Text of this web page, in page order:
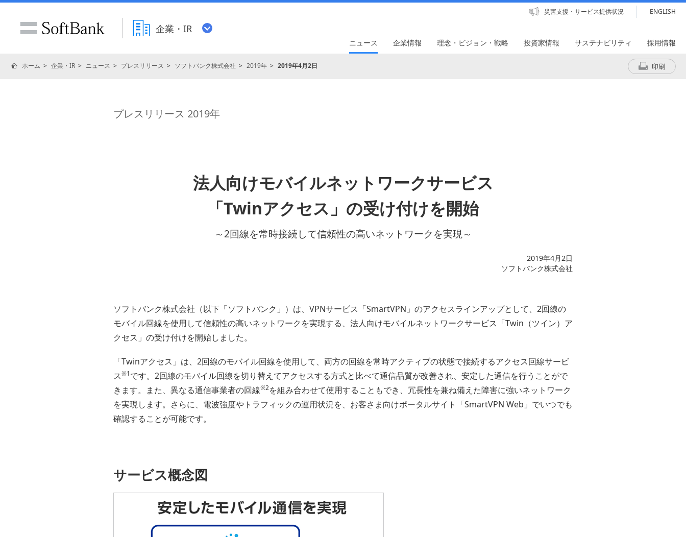
企業・IR
災害支援・サービス提供状況 ENGLISH
ニュース 企業情報 理念・ビジョン・戦略 投資家情報 サステナビリティ 採用情報
ホーム 企業・IR ニュース プレスリリース ソフトバンク株式会社 2019年 2019年4月2日 印刷
プレスリリース 2019年
法人向けモバイルネットワークサービス
「Twinアクセス」の受け付けを開始
～2回線を常時接続して信頼性の高いネットワークを実現～
2019年4月2日
ソフトバンク株式会社
ソフトバンク株式会社（以下「ソフトバンク」）は、VPNサービス「SmartVPN」のアクセスラインアップとして、2回線の
モバイル回線を使用して信頼性の高いネットワークを実現する、法人向けモバイルネットワークサービス「Twin（ツイン）ア
クセス」の受け付けを開始しました。
「Twinアクセス」は、2回線のモバイル回線を使用して、両方の回線を常時アクティブの状態で接続するアクセス回線サービ
ス※1です。2回線のモバイル回線を切り替えてアクセスする方式と比べて通信品質が改善され、安定した通信を行うことがで
きます。また、異なる通信事業者の回線※2を組み合わせて使用することもでき、冗長性を兼ね備えた障害に強いネットワーク
を実現します。さらに、電波強度やトラフィックの運用状況を、お客さま向けポータルサイト「SmartVPN Web」でいつでも
確認することが可能です。
サービス概念図